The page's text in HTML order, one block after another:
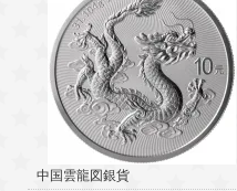
中国雲龍図銀貨